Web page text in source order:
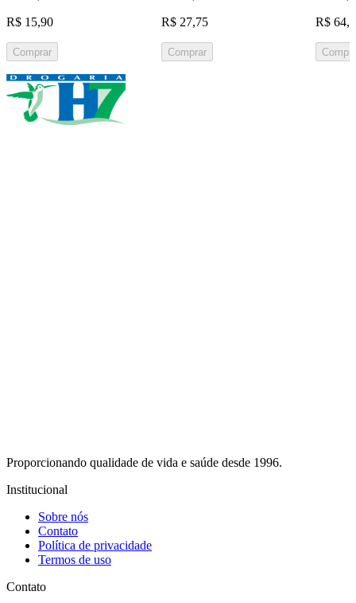
R$ 15,90
Comprar
R$ 27,75
Comprar
R$
Proporcionando qualidade de vida e saúde desde 1996.
Institucional
Sobre nós
Contato
Política de privacidade
Termos de uso
Contato